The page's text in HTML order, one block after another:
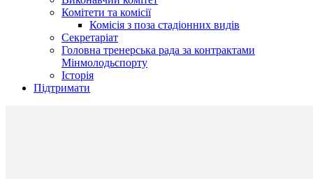
Комітети та комісії
Комісія з поза стадіонних видів
Секретаріат
Головна тренерська рада за контрактами
Мінмолодьспорту
Історія
Підтримати